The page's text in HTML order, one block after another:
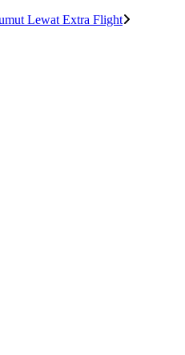
Lewat Extra Flight